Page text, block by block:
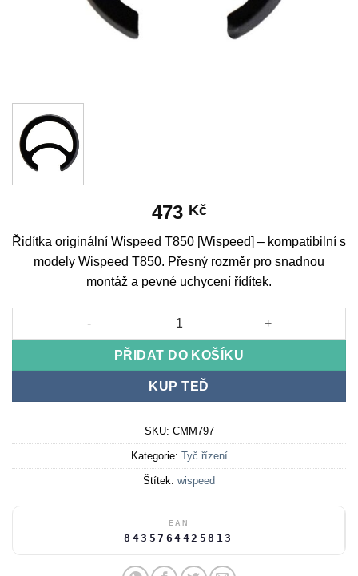
473 Kč
Řidítka originální Wispeed T850 [Wispeed] – kompatibilní s
modely Wispeed T850. Přesný rozměr pro snadnou
montáž a pevné uchycení řídítek.
Řidítka originální Wispeed T850 [Wispeed] množství
PŘIDAT DO KOŠÍKU
KUP TEĎ
SKU: CMM797
Kategorie: Tyč řízení
Štítek: wispeed
EAN
8435764425813